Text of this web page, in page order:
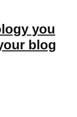
you
blog